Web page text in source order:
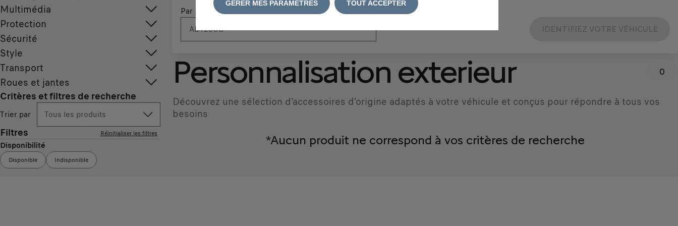
Multimédia
Protection
Sécurité
Style
Transport
Roues et jantes
Critères et filtres de recherche
Trier par Tous les produits
Filtres Réinitialiser les filtres
Disponibilité
Disponible Indisponible
Par N° d'immatriculation
IDENTIFIEZ VOTRE VÉHICULE
Personnalisation exterieur 0
Découvrez une sélection d'accessoires d'origine adaptés à votre véhicule et conçus pour répondre à tous vos
besoins
*Aucun produit ne correspond à vos critères de recherche
GÉRER MES PARAMÈTRES TOUT ACCEPTER